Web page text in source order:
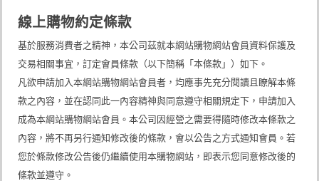
線上購物約定條款
基於服務消費者之精神，本公司茲就本網站購物網站會員資料保護及
交易相關事宜，訂定會員條款（以下簡稱「本條款」）如下。
凡欲申請加入本網站購物網站會員者，均應事先充分閱讀且瞭解本條
款之內容，並在認同此一內容精神與同意遵守相關規定下，申請加入
成為本網站購物網站會員。本公司因經營之需要得隨時修改本條款之
內容，將不再另行通知修改後的條款，會以公告之方式通知會員。若
您於條款修改公告後仍繼續使用本購物網站，即表示您同意修改後的
條款並遵守。